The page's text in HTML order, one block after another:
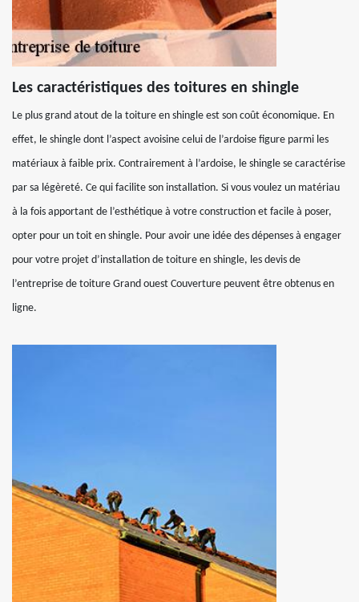
Les caractéristiques des toitures en shingle
Le plus grand atout de la toiture en shingle est son coût économique. En
effet, le shingle dont l’aspect avoisine celui de l’ardoise figure parmi les
matériaux à faible prix. Contrairement à l’ardoise, le shingle se caractérise
par sa légèreté. Ce qui facilite son installation. Si vous voulez un matériau
à la fois apportant de l’esthétique à votre construction et facile à poser,
opter pour un toit en shingle. Pour avoir une idée des dépenses à engager
pour votre projet d’installation de toiture en shingle, les devis de
l’entreprise de toiture Grand ouest Couverture peuvent être obtenus en
ligne.